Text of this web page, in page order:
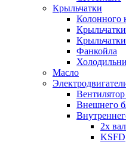
Крыльчатки
Колонного
Фанкойла
Масло
Внешнего
2х
KSFD